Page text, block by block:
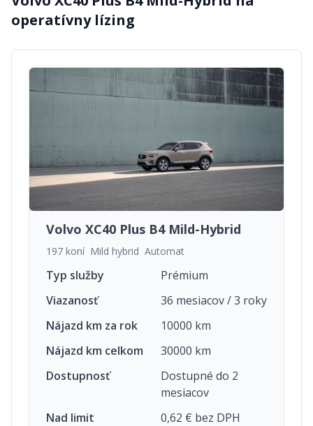
operatívny lízing
Volvo XC40 Plus B4 Mild-Hybrid
197 koní Mild hybrid Automat
Typ služby
Prémium
Viazanosť
36 mesiacov / 3 roky
Nájazd km za rok
10000 km
Nájazd km celkom
30000 km
Dostupnosť
Dostupné do 2
mesiacov
Nad limit
0,62 € bez DPH